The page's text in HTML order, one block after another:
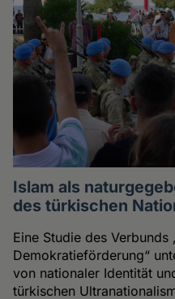
Islam als
des türkischen
Eine Studie des Verbunds
Demokratieförderung“
von nationaler Identität
türkischen